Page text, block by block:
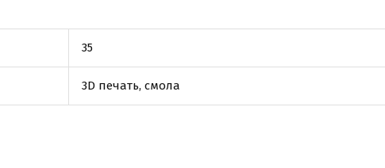
35
3D печать, смола